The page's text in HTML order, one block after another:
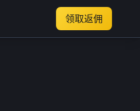
领取返佣